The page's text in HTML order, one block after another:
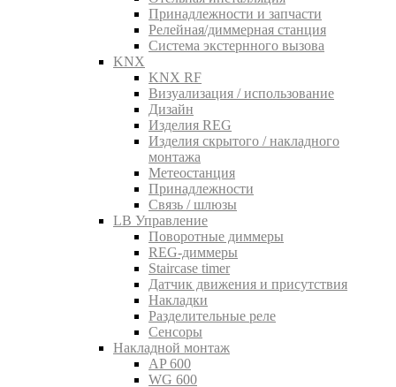
Принадлежности и запчасти
Релейная/диммерная станция
Система экстернного вызова
KNX
KNX RF
Визуализация / использование
Дизайн
Изделия REG
Изделия скрытого / накладного
монтажа
Метеостанция
Принадлежности
Связь / шлюзы
LB Управление
Поворотные диммеры
REG-диммеры
Staircase timer
Датчик движения и присутствия
Накладки
Разделительные реле
Сенсоры
Накладной монтаж
AP 600
WG 600